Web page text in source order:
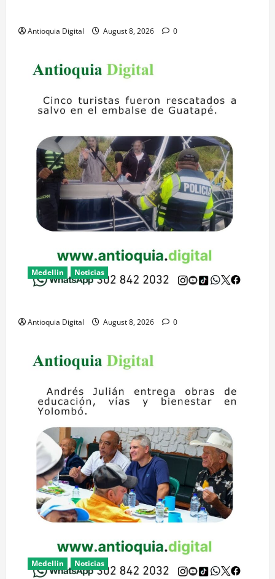
Antioquia Digital August 8, 2026 0
Medellin Noticias
Antioquia Digital August 8, 2026 0
Medellin Noticias